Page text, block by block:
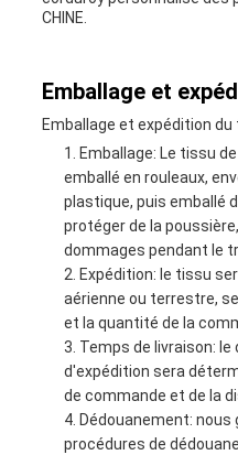
CHINE.
Emballage et
Emballage et expédition
Emballage: Le tissu
emballé en rouleaux,
plastique, puis emballé
protéger de la
dommages pendant le
Expédition: le tissu
aérienne ou terrestre,
et la quantité de la
Temps de livraison:
d'expédition sera
de commande et de la
Dédouanement:
procédures de